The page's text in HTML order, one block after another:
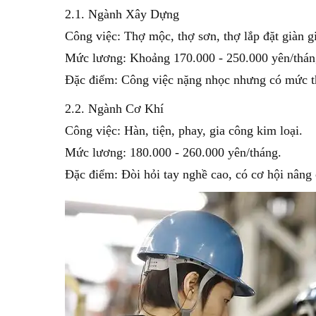
2.1. Ngành Xây Dựng
Công việc: Thợ mộc, thợ sơn, thợ lắp đặt giàn
Mức lương: Khoảng 170.000 - 250.000 yên/
Đặc điểm: Công việc nặng nhọc nhưng có mức
2.2. Ngành Cơ Khí
Công việc: Hàn, tiện, phay, gia công kim loại.
Mức lương: 180.000 - 260.000 yên/tháng.
Đặc điểm: Đòi hỏi tay nghề cao, có cơ hội nâng